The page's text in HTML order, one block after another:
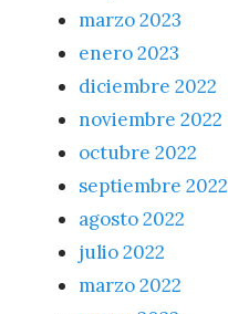
marzo 2023
enero 2023
diciembre 2022
noviembre 2022
octubre 2022
septiembre 2022
agosto 2022
julio 2022
marzo 2022